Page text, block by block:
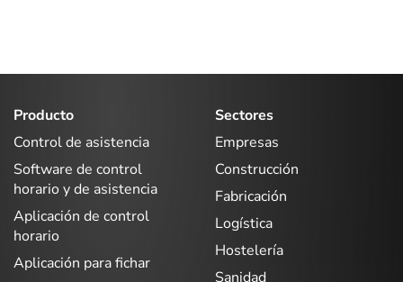
Producto
Control de asistencia
Software de control
horario y de asistencia
Aplicación de control
horario
Aplicación para fichar
Sectores
Empresas
Construcción
Fabricación
Logística
Hostelería
Sanidad